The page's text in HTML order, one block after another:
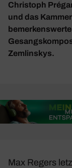
Christoph
und das
Zemlinskys.
Max Regers